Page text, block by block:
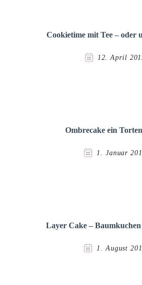
Cookietime mit Tee – oder
12. April
Ombrecake ein
1. Januar
Layer Cake –
1. August